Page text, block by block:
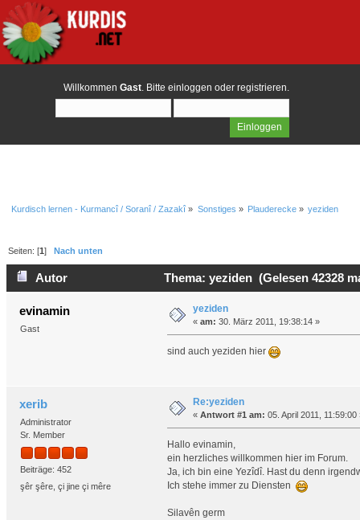
Willkommen Gast. Bitte einloggen oder registrieren.
Kurdisch lernen - Kurmancî / Soranî / Zazakî » Sonstiges » Plauderecke» yeziden
Seiten: [1]Nach unten
Autor Thema: yeziden (Gelesen 42328
evinamin
Gast
yeziden
« am: 30. März 2011, 19:38:14 »
sind auch yeziden hier
xerib
Administrator
Sr. Member
Beiträge: 452
şêr şêre, çi jine çi mêre
Re:yeziden
« Antwort #1 am: 05. April 2011, 11:59:00
Hallo evinamin,
ein herzliches willkommen hier im Forum.
Ja, ich bin eine Yezîdî. Hast du denn
Ich stehe immer zu Diensten
Silavên germ